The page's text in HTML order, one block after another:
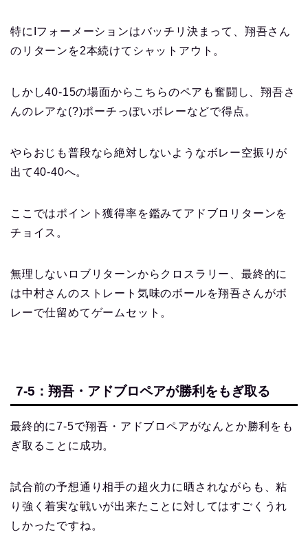
特にIフォーメーションはバッチリ決まって、翔吾さん
のリターンを2本続けてシャットアウト。
しかし40-15の場面からこちらのペアも奮闘し、翔吾さ
んのレアな(?)ポーチっぽいボレーなどで得点。
やらおじも普段なら絶対しないようなボレー空振りが
出て40-40へ。
ここではポイント獲得率を鑑みてアドブロリターンを
チョイス。
無理しないロブリターンからクロスラリー、最終的に
は中村さんのストレート気味のボールを翔吾さんがボ
レーで仕留めてゲームセット。
7-5：翔吾・アドブロペアが勝利をもぎ取る
最終的に7-5で翔吾・アドブロペアがなんとか勝利をも
ぎ取ることに成功。
試合前の予想通り相手の超火力に晒されながらも、粘
り強く着実な戦いが出来たことに対してはすごくうれ
しかったですね。